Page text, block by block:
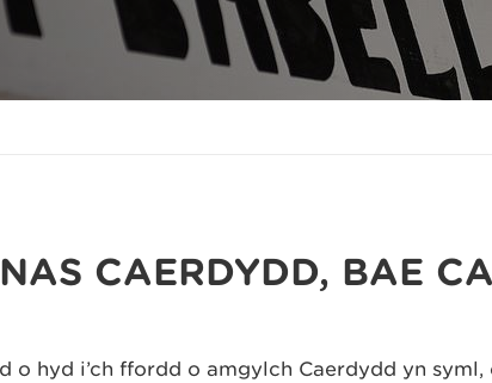
CAERDYDD, BAE
o hyd i’ch ffordd o amgylch Caerdydd yn